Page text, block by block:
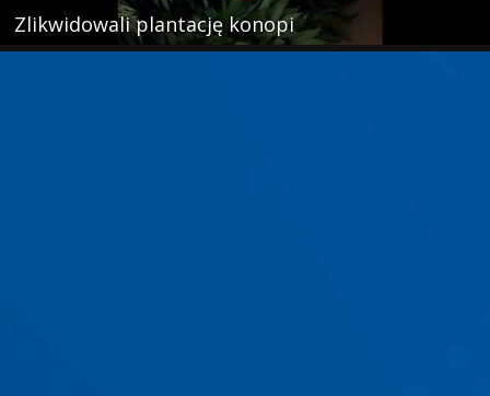
Zlikwidowali plantację konopi